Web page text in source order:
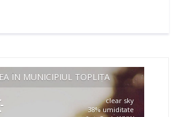
ÎN MUNICIPIUL TOPLIȚA
clear sky
38% umiditate